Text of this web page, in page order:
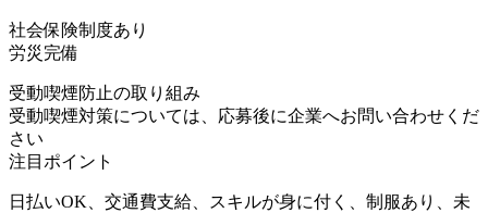
社会保険制度あり
労災完備
受動喫煙防止の取り組み
受動喫煙対策については、応募後に企業へお問い合わせくだ
さい
注目ポイント
日払いOK、交通費支給、スキルが身に付く、制服あり、未